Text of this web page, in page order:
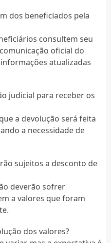
dos beneficiados pela
consultem seu
oficial do
atualizadas
judicial para receber os
a devolução será feita
a necessidade de
sujeitos a desconto de
deverão sofrer
a valores que foram
dos valores?